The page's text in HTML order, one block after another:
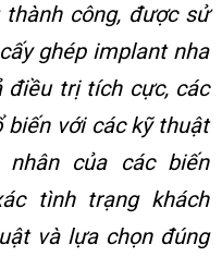
công, được sử
ghép implant nha
điều trị tích cực, các
biến với các kỹ thuật
nhân của các biến
tình trạng khách
và lựa chọn đúng